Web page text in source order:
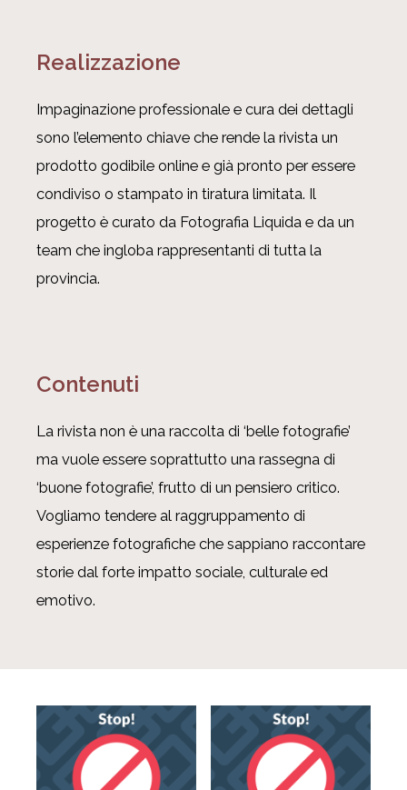
Realizzazione
Impaginazione professionale e cura dei dettagli
sono l’elemento chiave che rende la rivista un
prodotto godibile online e già pronto per essere
condiviso o stampato in tiratura limitata. Il
progetto è curato da Fotografia Liquida e da un
team che ingloba rappresentanti di tutta la
provincia.
Contenuti
La rivista non è una raccolta di ‘belle fotografie’
ma vuole essere soprattutto una rassegna di
‘buone fotografie’, frutto di un pensiero critico.
Vogliamo tendere al raggruppamento di
esperienze fotografiche che sappiano raccontare
storie dal forte impatto sociale, culturale ed
emotivo.